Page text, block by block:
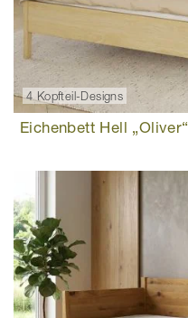
4 Kopfteil-Designs
Eichenbett Hell „Oliver“